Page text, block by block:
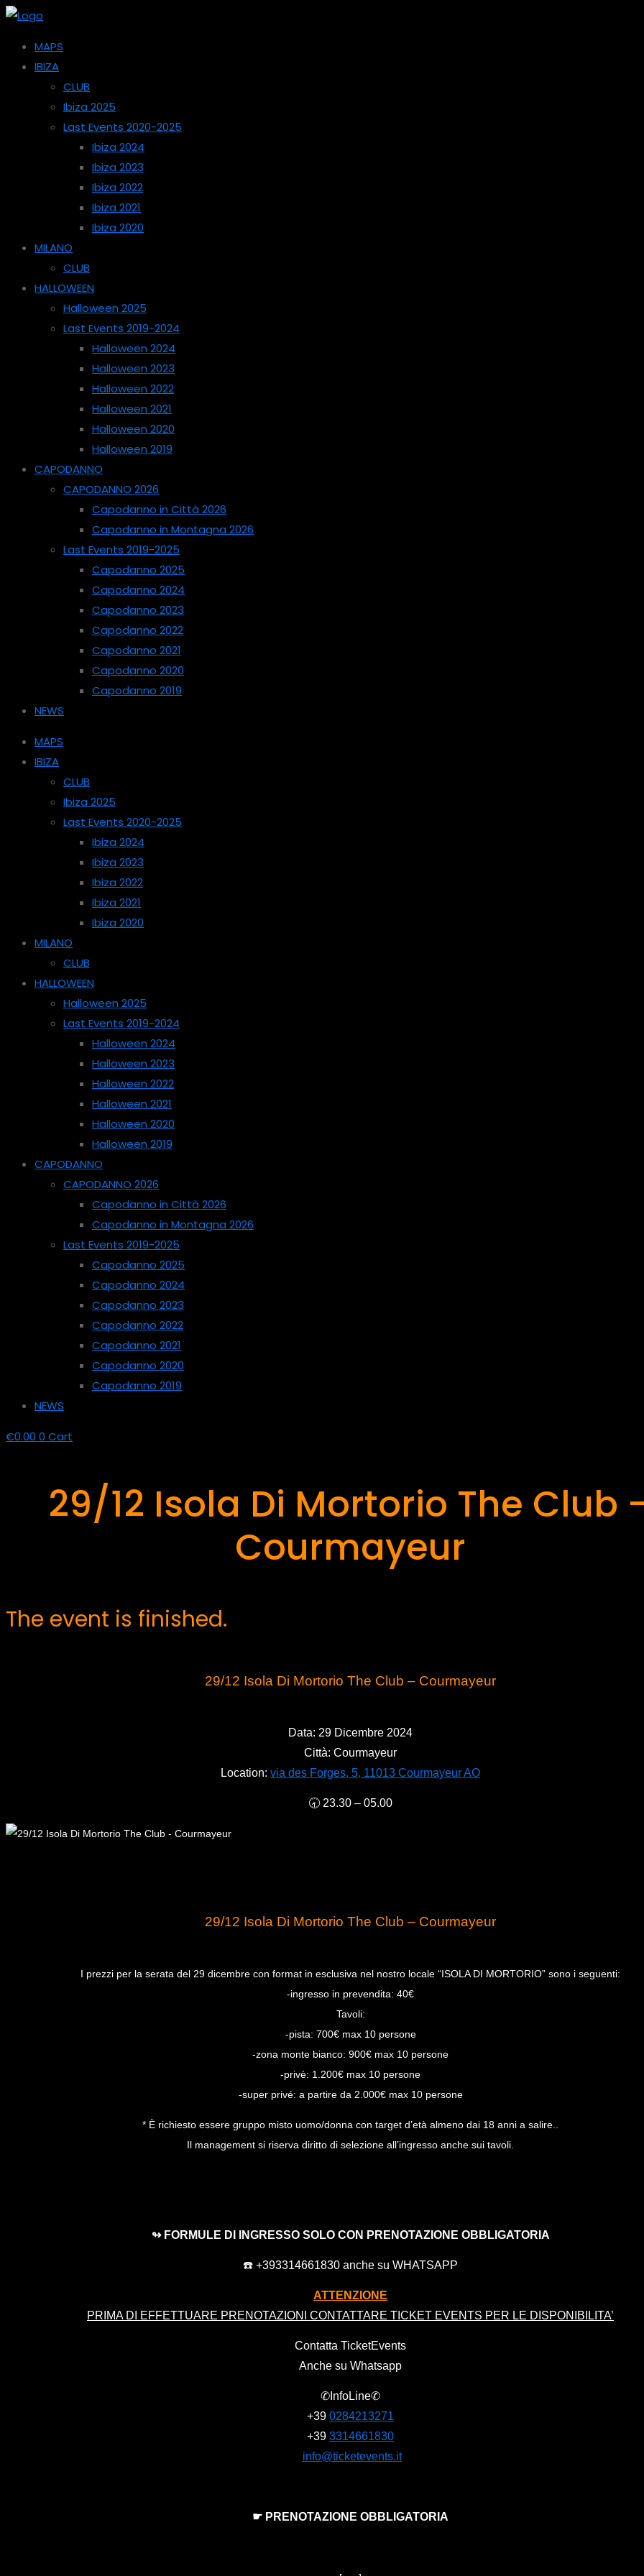
MAPS
IBIZA
CLUB
Ibiza 2025
Last Events 2020-2025
Ibiza 2024
Ibiza 2023
Ibiza 2022
Ibiza 2021
Ibiza 2020
MILANO
CLUB
HALLOWEEN
Halloween 2025
Last Events 2019-2024
Halloween 2024
Halloween 2023
Halloween 2022
Halloween 2021
Halloween 2020
Halloween 2019
CAPODANNO
CAPODANNO 2026
Capodanno in Città 2026
Capodanno in Montagna 2026
Last Events 2019-2025
Capodanno 2025
Capodanno 2024
Capodanno 2023
Capodanno 2022
Capodanno 2021
Capodanno 2020
Capodanno 2019
NEWS
MAPS
IBIZA
CLUB
Ibiza 2025
Last Events 2020-2025
Ibiza 2024
Ibiza 2023
Ibiza 2022
Ibiza 2021
Ibiza 2020
MILANO
CLUB
HALLOWEEN
Halloween 2025
Last Events 2019-2024
Halloween 2024
Halloween 2023
Halloween 2022
Halloween 2021
Halloween 2020
Halloween 2019
CAPODANNO
CAPODANNO 2026
Capodanno in Città 2026
Capodanno in Montagna 2026
Last Events 2019-2025
Capodanno 2025
Capodanno 2024
Capodanno 2023
Capodanno 2022
Capodanno 2021
Capodanno 2020
Capodanno 2019
NEWS
€0.00 0 Cart
29/12 Isola Di Mortorio The Club
Courmayeur
The event is finished.
29/12 Isola Di Mortorio The Club – Courmayeur
Data: 29 Dicembre 2024
Città: Courmayeur
Location:via des Forges, 5, 11013 Courmayeur AO
🕣 23.30 – 05.00
29/12 Isola Di Mortorio The Club – Courmayeur
I prezzi per la serata del 29 dicembre con format in esclusiva nel nostro locale “ISOLA DI MORTORIO” sono i seguenti:
-ingresso in prevendita: 40€
Tavoli:
-pista: 700€ max 10 persone
-zona monte bianco: 900€ max 10 persone
-privè: 1.200€ max 10 persone
-super privé: a partire da 2.000€ max 10 persone
* È richiesto essere gruppo misto uomo/donna con target d’età almeno dai 18 anni a salire..
Il management si riserva diritto di selezione all’ingresso anche sui tavoli.
↬ FORMULE DI INGRESSO SOLO CON PRENOTAZIONE OBBLIGATORIA
☎️ +393314661830 anche su WHATSAPP
ATTENZIONE
PRIMA DI EFFETTUARE PRENOTAZIONICONTATTARE TICKET EVENTS PER LE DISPONIBILITA’
Contatta TicketEvents
Anche su Whatsapp
✆InfoLine✆
+390284213271
+393314661830
info@ticketevents.it
☛ PRENOTAZIONE OBBLIGATORIA